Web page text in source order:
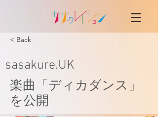
< Back
sasakure.UK
楽曲「ディカダンス」
を公開